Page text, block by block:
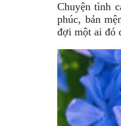
Chuyện tình
phúc, bản
đợi một ai đó